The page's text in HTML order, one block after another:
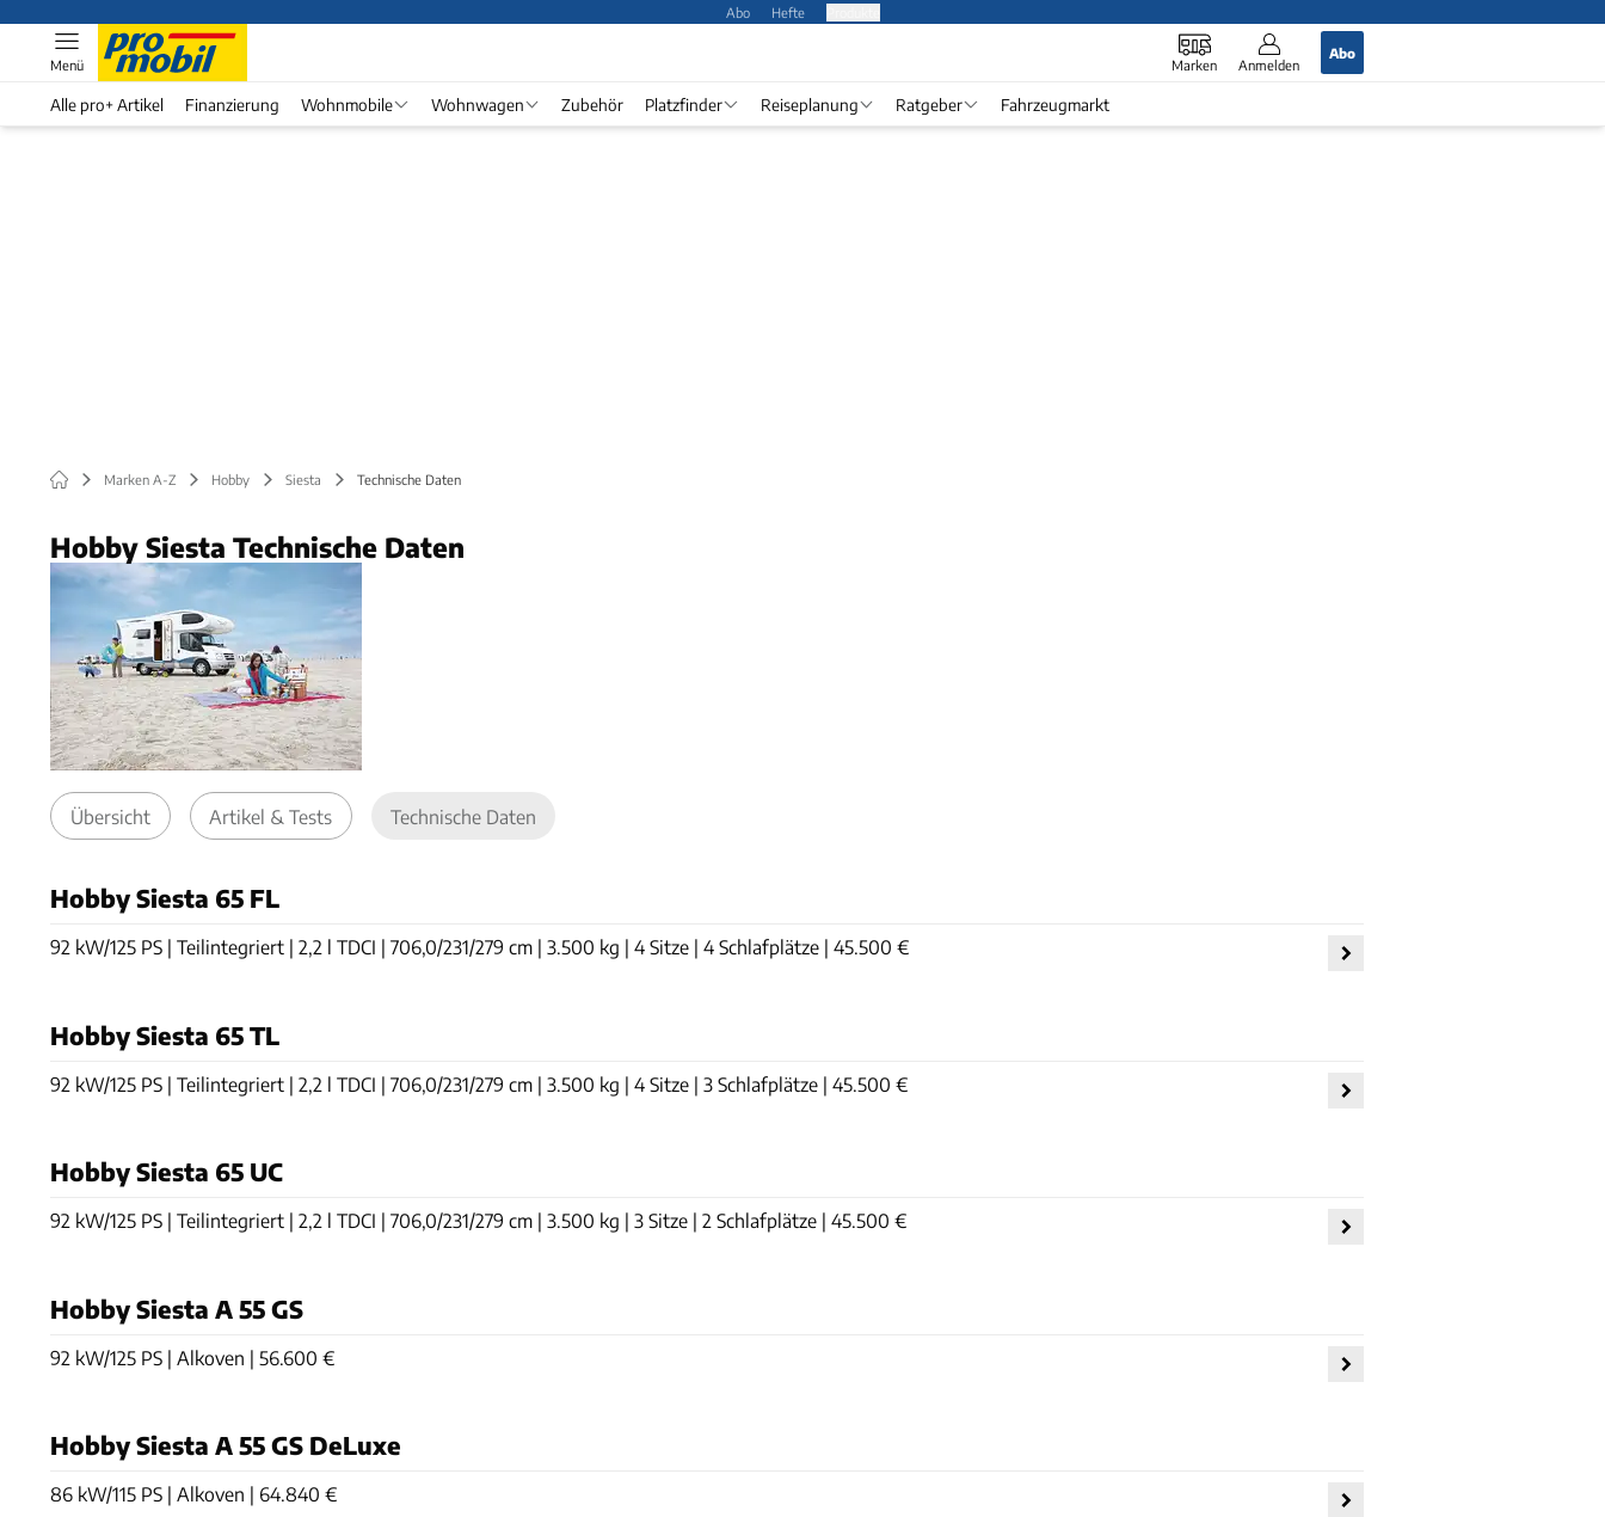
Abo Hefte
Marken Anmelden
Abo
Menü
Alle pro+ Artikel Finanzierung Wohnmobile Wohnwagen Zubehör Platzfinder Reiseplanung Ratgeber Fahrzeugmarkt
Marken A-Z Hobby Siesta Technische Daten
Hobby Siesta Technische Daten
Übersicht Artikel & Tests Technische Daten
Hobby Siesta 65 FL
92 kW/125 PS | Teilintegriert | 2,2 l TDCI | 706,0/231/279 cm | 3.500 kg | 4 Sitze | 4 Schlafplätze | 45.500 €
Hobby Siesta 65 TL
92 kW/125 PS | Teilintegriert | 2,2 l TDCI | 706,0/231/279 cm | 3.500 kg | 4 Sitze | 3 Schlafplätze | 45.500 €
Hobby Siesta 65 UC
92 kW/125 PS | Teilintegriert | 2,2 l TDCI | 706,0/231/279 cm | 3.500 kg | 3 Sitze | 2 Schlafplätze | 45.500 €
Hobby Siesta A 55 GS
92 kW/125 PS | Alkoven | 56.600 €
Hobby Siesta A 55 GS DeLuxe
86 kW/115 PS | Alkoven | 64.840 €